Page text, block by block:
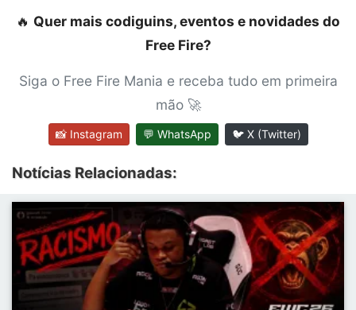
🔥 Quer mais codiguins, eventos e novidades do
Free Fire?
Siga o Free Fire Mania e receba tudo em primeira
mão 🚀
📸 Instagram 💬 WhatsApp 🐦 X (Twitter)
Notícias Relacionadas: